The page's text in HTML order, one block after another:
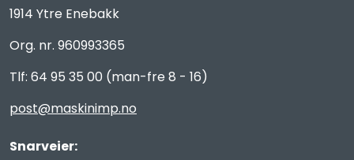
1914 Ytre Enebakk
Org. nr. 960993365
Tlf: 64 95 35 00 (man-fre 8 - 16)
post@maskinimp.no
Snarveier: